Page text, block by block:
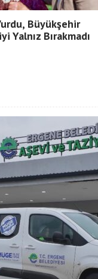
Büyükşehir
Yalnız Bırakmadı